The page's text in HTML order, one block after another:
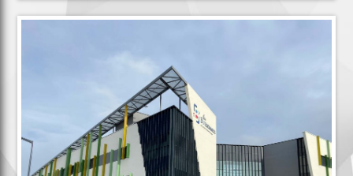
Lycée professionnel des Buissonnets